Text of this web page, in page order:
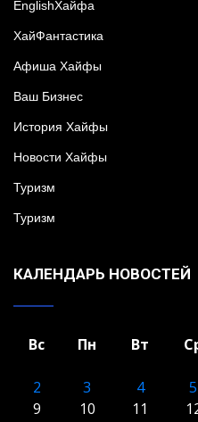
EnglishХайфа
XайФантастика
Афиша Хайфы
Ваш Бизнес
История Хайфы
Новости Хайфы
Туризм
Туризм
КАЛЕНДАРЬ НОВОСТЕЙ
Вс Пн Вт
2
3 4 5
9
10 11